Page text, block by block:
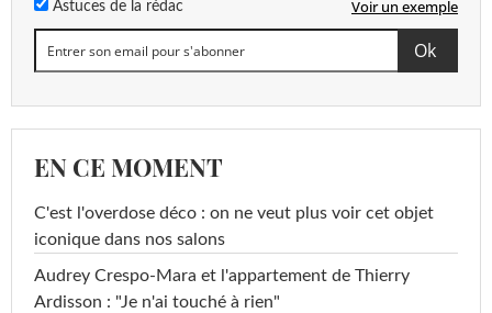
Astuces de la rédac Voir un exemple
EN CE MOMENT
C'est l'overdose déco : on ne veut plus voir cet objet
iconique dans nos salons
Audrey Crespo-Mara et l'appartement de Thierry
Ardisson : "Je n'ai touché à rien"